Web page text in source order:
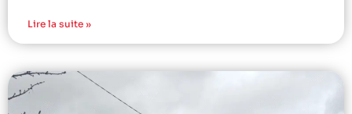
Lire la suite »